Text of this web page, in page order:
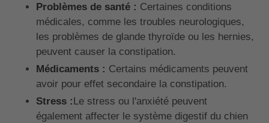
Problèmes de santé : Certaines conditions
médicales, comme les troubles neurologiques,
les problèmes de glande thyroïde ou les hernies,
peuvent causer la constipation.
Médicaments : Certains médicaments peuvent
avoir pour effet secondaire la constipation.
Stress : Le stress ou l'anxiété peuvent
également affecter le système digestif du chien